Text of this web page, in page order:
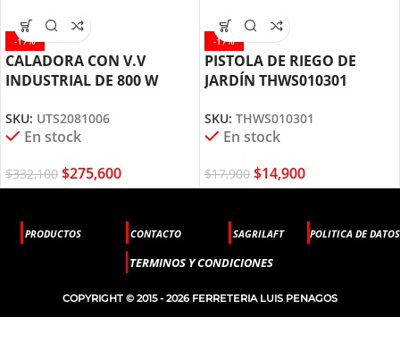
-17%
CALADORA CON V.V
INDUSTRIAL DE 800 W
SKU: UTS2081006
En stock
$332,100 $275,600
-17%
PISTOLA DE RIEGO DE
JARDÍN THWS010301
SKU: THWS010301
En stock
$17,900 $14,900
PRODUCTOS CONTACTO SAGRILAFT POLITICA DE DATOS
TERMINOS Y CONDICIONES
COPYRIGHT © 2015 - 2026 FERRETERIA LUIS PENAGOS